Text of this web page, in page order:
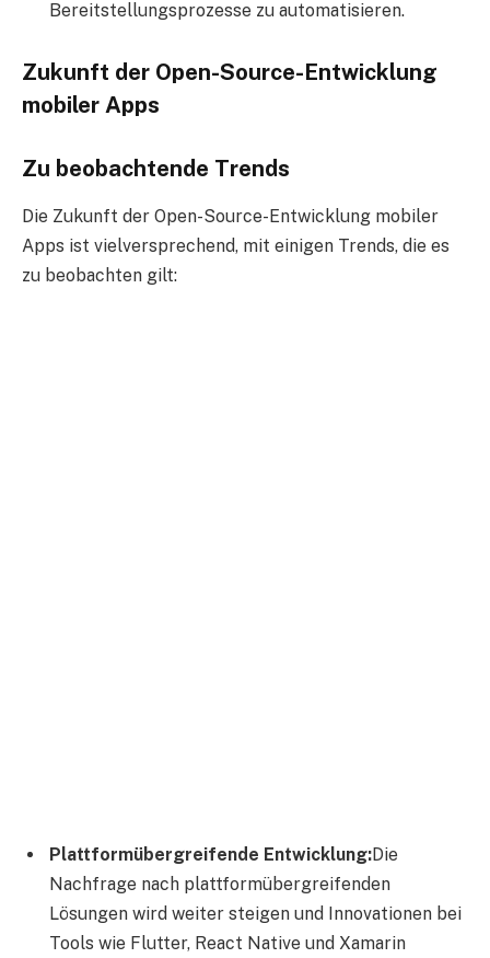
Bereitstellungsprozesse zu automatisieren.
Zukunft der Open-Source-Entwicklung
mobiler Apps
Zu beobachtende Trends
Die Zukunft der Open-Source-Entwicklung mobiler
Apps ist vielversprechend, mit einigen Trends, die es
zu beobachten gilt:
Plattformübergreifende Entwicklung:Die
Nachfrage nach plattformübergreifenden
Lösungen wird weiter steigen und Innovationen bei
Tools wie Flutter, React Native und Xamarin